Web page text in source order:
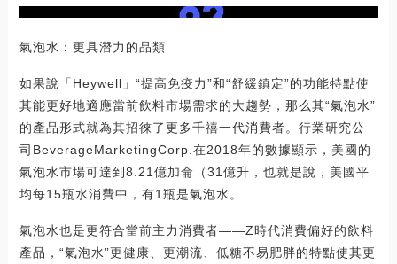
氣泡水：更具潛力的品類
如果說「Heywell」“提高免疫力”和“舒緩鎮定”的功能特點使
其能更好地適應當前飲料市場需求的大趨勢，那么其“氣泡水”
的產品形式就為其招徠了更多千禧一代消費者。行業研究公
司BeverageMarketingCorp.在2018年的數據顯示，美國的
氣泡水市場可達到8.21億加侖（31億升，也就是說，美國平
均每15瓶水消費中，有1瓶是氣泡水。
氣泡水也是更符合當前主力消費者——Z時代消費偏好的飲料
產品，“氣泡水”更健康、更潮流、低糖不易肥胖的特點使其更